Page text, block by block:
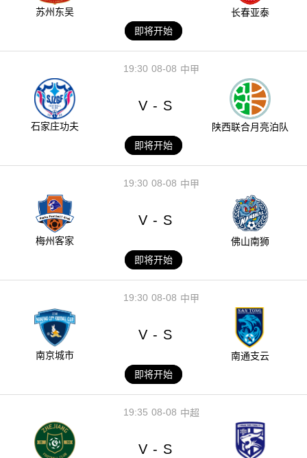
苏州东吴
长春亚泰
即将开始
08-08
19:30 中甲
石家庄功夫
V - S
陕西联合月亮泊队
即将开始
08-08
19:30 中甲
梅州客家
V - S
佛山南狮
即将开始
08-08
19:30 中甲
南京城市
V - S
南通支云
即将开始
08-08
19:35 中超
V - S